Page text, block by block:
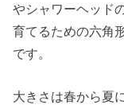
やシャワーヘッド
育てるための六角
です。
大きさは春から夏